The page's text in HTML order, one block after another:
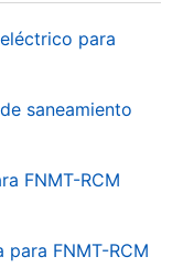
para
saneamiento
FNMT-RCM
FNMT-RCM